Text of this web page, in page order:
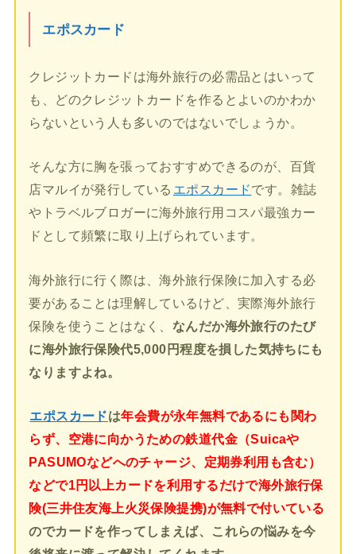
エポスカード
クレジットカードは海外旅行の必需品とはいって
も、どのクレジットカードを作るとよいのかわか
らないという人も多いのではないでしょうか。
そんな方に胸を張っておすすめできるのが、百貨
店マルイが発行している エポスカードです。雑誌
やトラベルブロガーに海外旅行用コスパ最強カー
ドとして頻繁に取り上げられています。
海外旅行に行く際は、海外旅行保険に加入する必
要があることは理解しているけど、実際海外旅行
保険を使うことはなく、 なんだか海外旅行のたび
に海外旅行保険代5,000円程度を損した気持ちにも
なりますよね。
エポスカードは年会費が永年無料であるにも関わ
らず、空港に向かうための鉄道代金（Suicaや
PASUMOなどへのチャージ、定期券利用も含む）
などで1円以上カードを利用するだけで海外旅行保
険(三井住友海上火災保険提携)が無料で付いている
のでカードを作ってしまえば、これらの悩みを今